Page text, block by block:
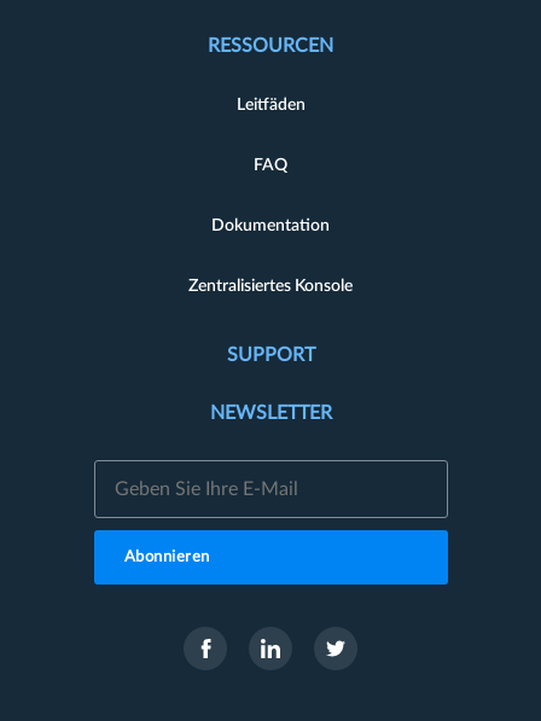
RESSOURCEN
Leitfäden
FAQ
Dokumentation
Zentralisiertes Konsole
SUPPORT
NEWSLETTER
Abonnieren